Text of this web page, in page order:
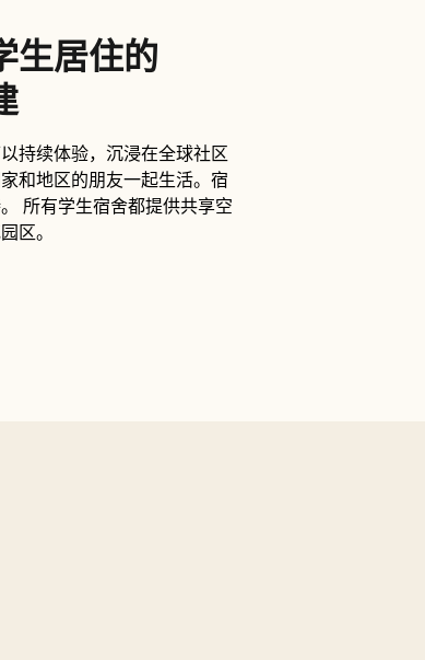
生居住的
持续体验，沉浸在全球社区
和地区的朋友一起生活。宿
所有学生宿舍都提供共享空
区。